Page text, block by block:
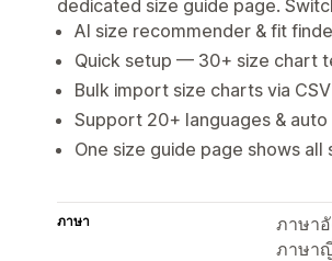
dedicated size guide page.
AI size recommender & fit
Quick setup — 30+ size chart
Bulk import size charts via
Support 20+ languages &
One size guide page shows
ภาษา
ภาษา
ภาษา